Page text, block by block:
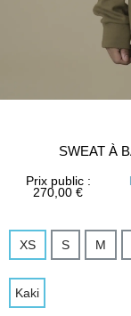
SWEAT À
Prix public :
270,00 €
XS S M
Kaki